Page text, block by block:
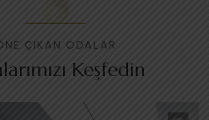
ÇIKAN ODALAR
Keşfedin